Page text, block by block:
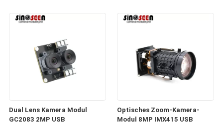
Dual Lens Kamera Modul
GC2083 2MP USB
Optisches Zoom-Kamera-
Modul 8MP IMX415 USB